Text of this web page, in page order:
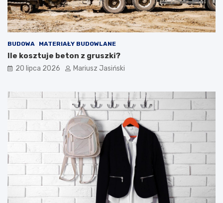
BUDOWA MATERIAŁY BUDOWLANE
Ile kosztuje beton z gruszki?
20 lipca 2026 Mariusz Jasiński